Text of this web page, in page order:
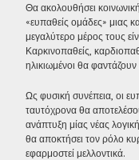
Θα ακολουθήσει
«ευπαθείς ομάδες» μιας
μεγαλύτερο μέρος τους
Καρκινοπαθείς,
ηλικιωμένοι θα
Ως φυσική συνέπεια, οι
ταυτόχρονα θα
ανάπτυξη μίας νέας
θα αποκτήσει τον ρόλο
εφαρμοστεί μελλοντικά.